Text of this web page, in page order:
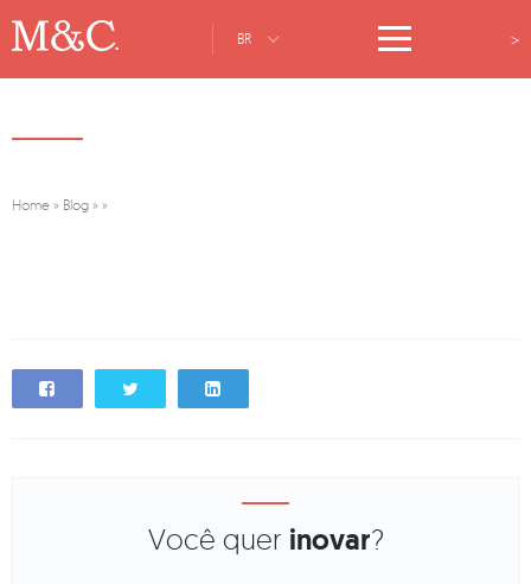
BR >
Home » Blog » »
Você quer inovar?